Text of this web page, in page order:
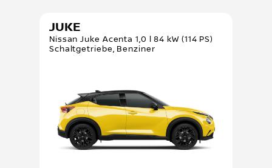
JUKE
Nissan Juke Acenta 1,0 l 84 kW (114 PS)
Schaltgetriebe, Benziner